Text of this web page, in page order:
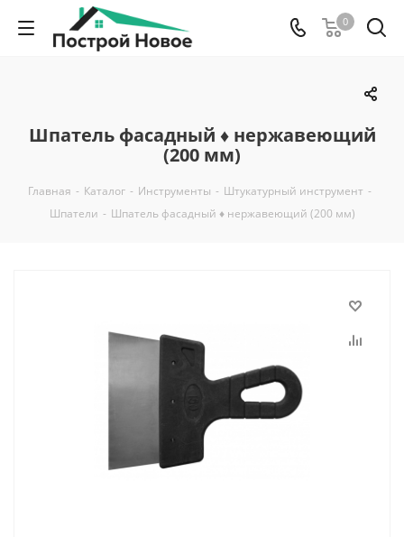
0
Шпатель фасадный ♦ нержавеющий
(200 мм)
Главная - Каталог - Инструменты - Штукатурный инструмент -
Шпатели - Шпатель фасадный ♦ нержавеющий (200 мм)